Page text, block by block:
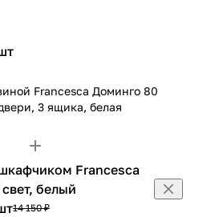
Francesca Доминго 80
3 ящика, белая
Francesca
белый
14 150 ₽